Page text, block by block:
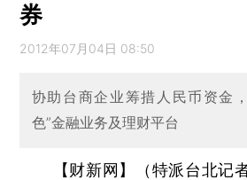
券
2012年07月04日 08:50
协助台商企业筹措人民币资金
色”金融业务及理财平台
【财新网】（特派台北记